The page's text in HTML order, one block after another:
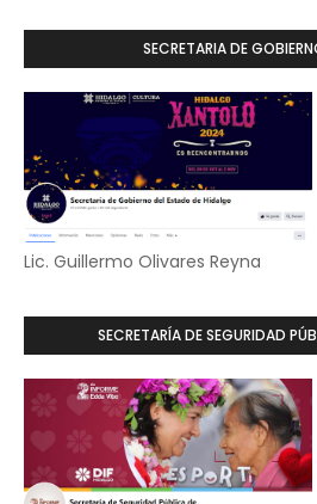
SECRETARIA DE
Lic. Guillermo Olivares Reyna
SECRETARÍA DE SEGURIDAD